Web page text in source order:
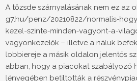
A tőzsde szárnyalásának nem ez az
g7.hu/penz/20210822/normalis-
kezel-szinte-minden-vagyont-a-
vagyonkezelők – illetve a náluk
lobbiereje a másik oldalon jelentős
abban, hogy a piacokat szabályozó
lényegében betiltották a